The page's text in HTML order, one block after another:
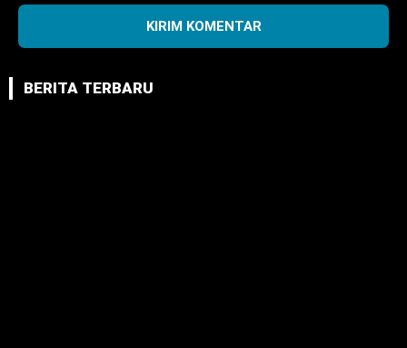
BERITA TERBARU